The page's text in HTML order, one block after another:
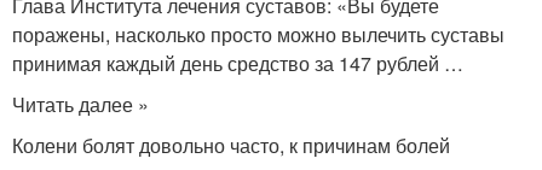
Глава Института лечения суставов: «Вы будете
поражены, насколько просто можно вылечить суставы
принимая каждый день средство за 147 рублей …
Читать далее »
Колени болят довольно часто, к причинам болей